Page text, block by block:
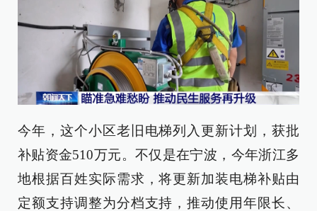
今年，这个小区老旧电梯列入更新计划，获批
补贴资金510万元。不仅是在宁波，今年浙江多
地根据百姓实际需求，将更新加装电梯补贴由
定额支持调整为分档支持，推动使用年限长、